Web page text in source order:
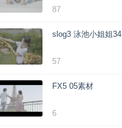
87
slog3 泳池小姐姐34
57
FX5 05素材
6